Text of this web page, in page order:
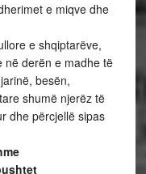
e miqve dhe
e shqiptarëve,
në derën e madhe të
besën,
shumë njerëz të
dhe përcjellë sipas